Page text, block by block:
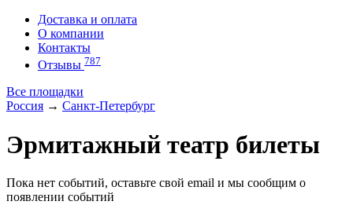
Доставка и оплата
О компании
Контакты
Отзывы 787
Все площадки
Россия → Санкт-Петербург
Эрмитажный театр билеты
Пока нет событий, оставьте свой email и мы сообщим о
появлении событий